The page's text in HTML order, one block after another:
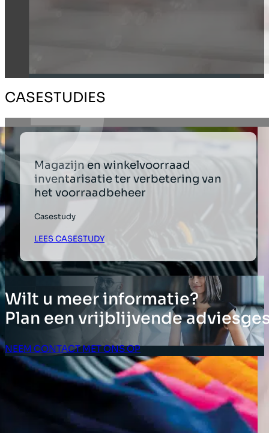
CASESTUDIES
Magazijn en winkelvoorraad
inventarisatie ter verbetering van
het voorraadbeheer
Casestudy
LEES CASESTUDY
Wilt u meer informatie?
Plan een vrijblijvende
NEEM CONTACT MET ONS OP
Klant Login
OPLOSSINGEN
Inventarisoplossingen